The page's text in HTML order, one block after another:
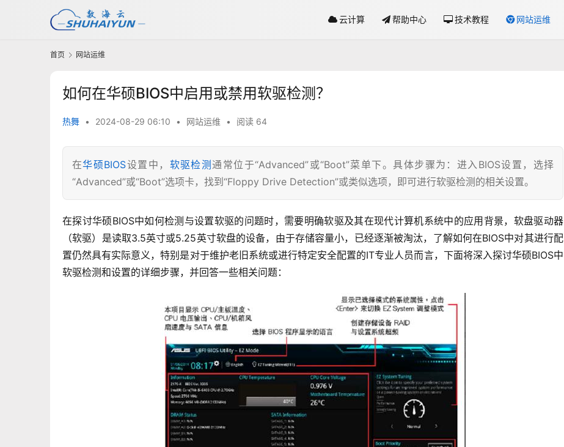
云计算 帮助中心 技术教程 网站运维
首页 网站运维
如何在华硕BIOS中启用或禁用软驱检测？
热舞 • 2024-08-29 06:10 • 网站运维 • 阅读 64
在华硕BIOS设置中， 软驱检测通常位于“Advanced”或“Boot”菜单下。具体步骤为：进入BIOS设置，选择
“Advanced”或“Boot”选项卡，找到“Floppy Drive Detection”或类似选项，即可进行软驱检测的相关设置。
在探讨华硕BIOS中如何检测与设置软驱的问题时，需要明确软驱及其在现代计算机系统中的应用背景，软盘驱动器
（软驱）是读取3.5英寸或5.25英寸软盘的设备，由于存储容量小，已经逐渐被淘汰，了解如何在BIOS中对其进行配
置仍然具有实际意义，特别是对于维护老旧系统或进行特定安全配置的IT专业人员而言，下面将深入探讨华硕BIOS中
软驱检测和设置的详细步骤，并回答一些相关问题：